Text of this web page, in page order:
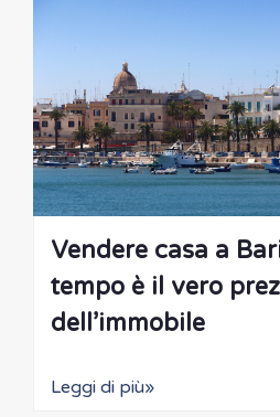
Vendere casa a
tempo è il vero
dell’immobile
Leggi di più»